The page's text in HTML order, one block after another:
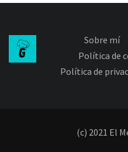
Sobre mí
Política de
Política de
(c) 2021 El